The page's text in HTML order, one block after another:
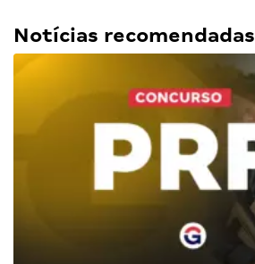
Notícias recomendadas